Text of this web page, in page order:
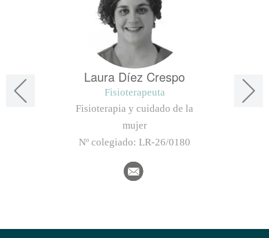
Laura Díez Crespo
Fisioterapeuta
Fisioterapia y cuidado de la
mujer
Nº colegiado: LR-26/0180